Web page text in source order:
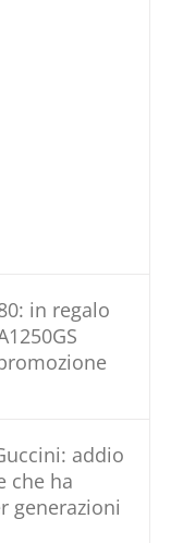
in regalo
addio
che ha
generazioni